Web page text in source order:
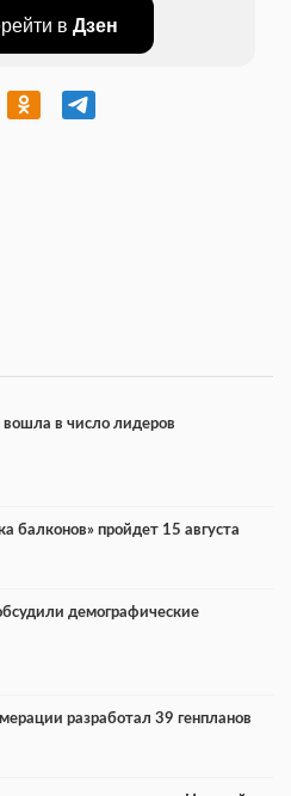
в Дзен
в число лидеров
балконов» пройдет 15 августа
демографические
разработал 39 генпланов